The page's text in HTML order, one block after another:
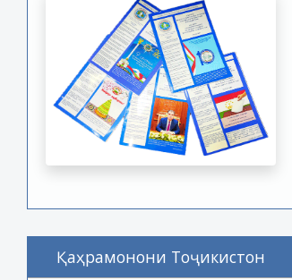
Қаҳрамонони Тоҷикистон